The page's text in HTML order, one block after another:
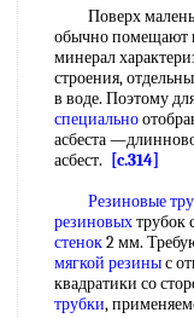
Поверх
обычно помещают
минерал
строения,
в воде. Поэтому
специально
асбеста
асбест.
[c.314]
Резиновые
резиновыхтрубок
стенок2 мм.
мягкой резиныс
квадратики со
трубки,